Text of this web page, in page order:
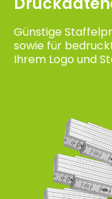
Günstige
sowie für
Ihrem Logo und